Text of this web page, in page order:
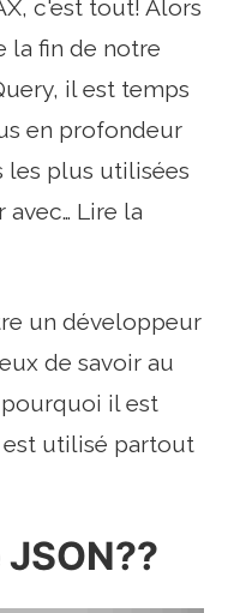
c'est tout! Alors
la fin de notre
il est temps
en profondeur
les plus utilisées
Lire la
un développeur
de savoir au
il est
utilisé partout